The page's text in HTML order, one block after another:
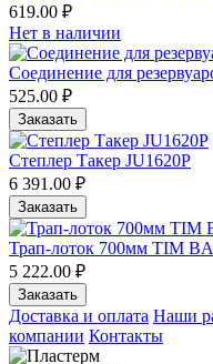
619.00 ₽
Нет в наличии
Соединение для
525.00 ₽
Заказать
Степлер Такер JU1620P
6 391.00 ₽
Заказать
Трап-лоток 700мм TIM
5 222.00 ₽
Заказать
Доставка и оплата Наши
компании Контакты